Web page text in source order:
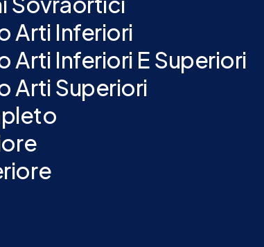
Arti Inferiori
Inferiori E Superiori
Arti Superiori